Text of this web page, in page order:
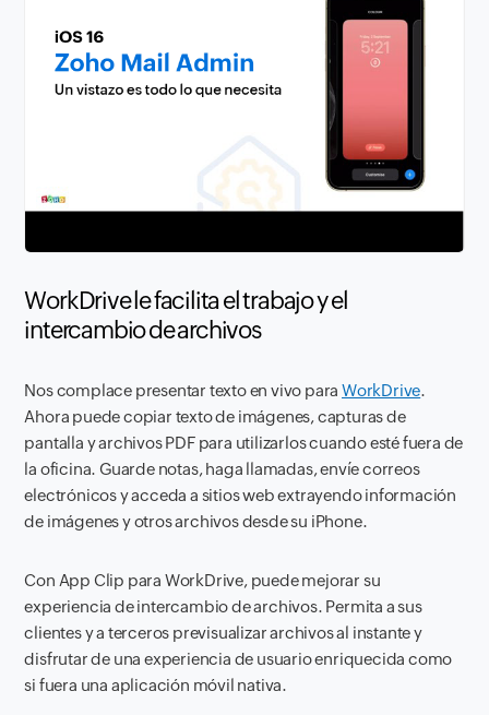
WorkDrive le facilita el trabajo y el
intercambio de archivos
Nos complace presentar texto en vivo paraWorkDrive.
Ahora puede copiar texto de imágenes, capturas de
pantalla y archivos PDF para utilizarlos cuando esté fuera de
la oficina. Guarde notas, haga llamadas, envíe correos
electrónicos y acceda a sitios web extrayendo información
de imágenes y otros archivos desde su iPhone.
Con App Clip para WorkDrive, puede mejorar su
experiencia de intercambio de archivos. Permita a sus
clientes y a terceros previsualizar archivos al instante y
disfrutar de una experiencia de usuario enriquecida como
si fuera una aplicación móvil nativa.